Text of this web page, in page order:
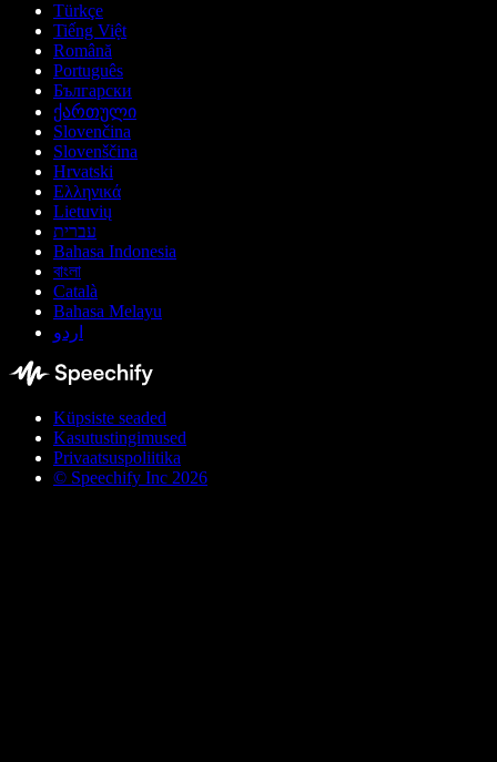
Türkçe
Tiếng Việt
Română
Português
Български
ქართული
Slovenčina
Slovenščina
Hrvatski
Ελληνικά
Lietuvių
עברית
Bahasa Indonesia
বাংলা
Català
Bahasa Melayu
اردو
Küpsiste seaded
Kasutustingimused
Privaatsuspoliitika
© Speechify Inc 2026